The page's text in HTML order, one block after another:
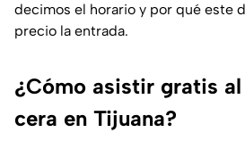
decimos el horario y por qué este
precio la entrada.
¿Cómo asistir gratis
cera en Tijuana?